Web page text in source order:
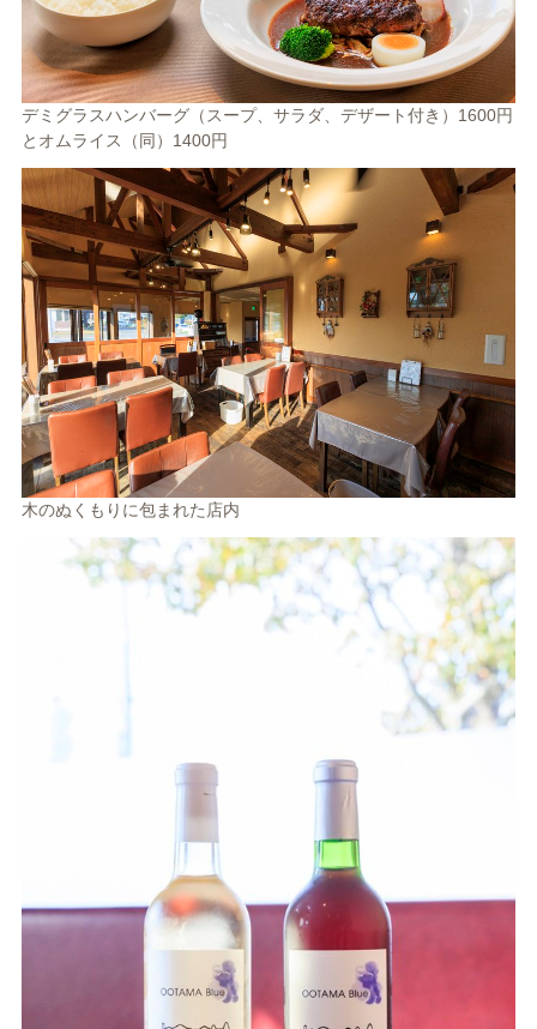
デミグラスハンバーグ（スープ、サラダ、デザート付き）1600円
とオムライス（同）1400円
木のぬくもりに包まれた店内